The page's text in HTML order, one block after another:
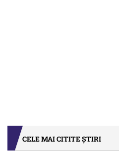
CELE MAI CITITE ȘTIRI